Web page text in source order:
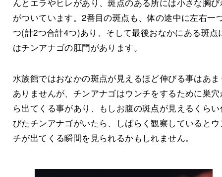
んとエラやヒレがあり、斑点のある所には小さな胸び
がついています。2番目の斑点も、体の途中に左右一
つ(計2つ合計4つ)あり、そして最後おなかにある斑点
はチンアナゴの肛門があります。
水族館ではおなかの斑点が見えるほど伸びる事はあま
ありませんが、チンアナゴはウンチをするために巣穴
ら出てくる事があり、もしお腹の斑点が見えるくらい
びたチンアナゴがいたら、しばらく観察しているとウ
チが出てくる瞬間を見られるかもしれません。